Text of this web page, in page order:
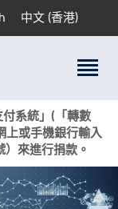
中文 (香港)
系統」(「轉數
上或手機銀行輸入
來進行捐款。